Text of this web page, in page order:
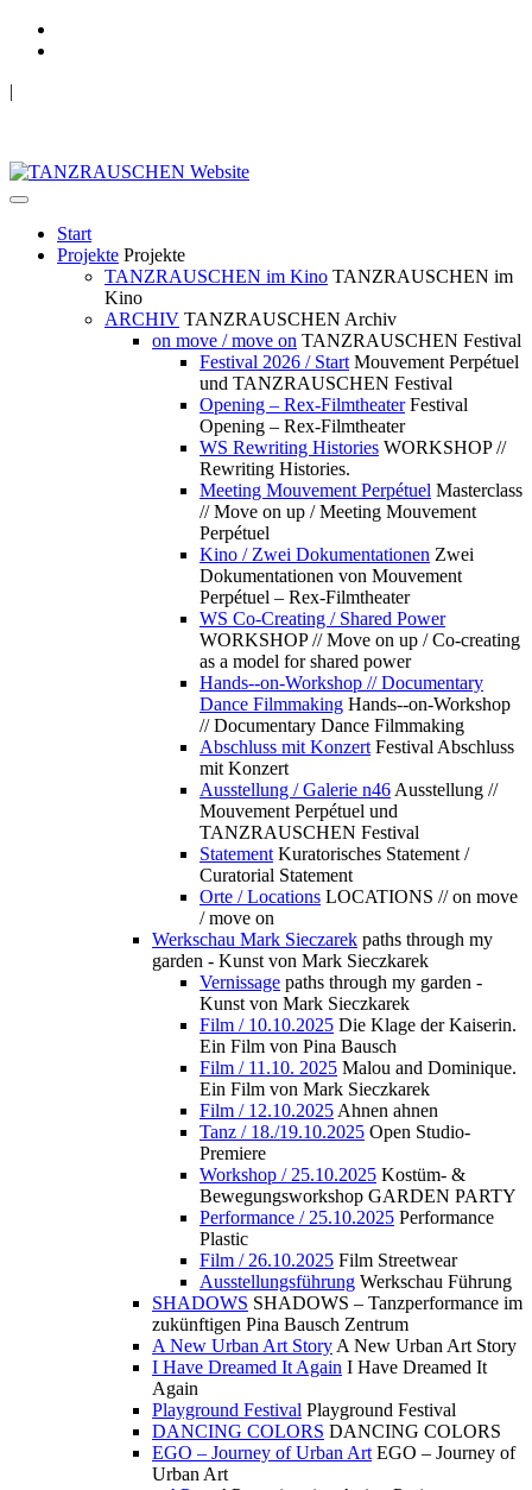
|
Start
Projekte Projekte
TANZRAUSCHEN im Kino TANZRAUSCHEN im
Kino
ARCHIV TANZRAUSCHEN Archiv
on move / move on TANZRAUSCHEN Festival
Festival 2026 / Start Mouvement Perpétuel
und TANZRAUSCHEN Festival
Opening – Rex-Filmtheater Festival
Opening – Rex-Filmtheater
WS Rewriting Histories WORKSHOP //
Rewriting Histories.
Meeting Mouvement Perpétuel Masterclass
// Move on up / Meeting Mouvement
Perpétuel
Kino / Zwei Dokumentationen Zwei
Dokumentationen von Mouvement
Perpétuel – Rex-Filmtheater
WS Co-Creating / Shared Power
WORKSHOP // Move on up / Co-creating
as a model for shared power
Hands--on-Workshop // Documentary
Dance Filmmaking Hands--on-Workshop
// Documentary Dance Filmmaking
Abschluss mit Konzert Festival Abschluss
mit Konzert
Ausstellung / Galerie n46 Ausstellung //
Mouvement Perpétuel und
TANZRAUSCHEN Festival
Statement Kuratorisches Statement /
Curatorial Statement
Orte / Locations LOCATIONS // on move
/ move on
Werkschau Mark Sieczarek paths through my
garden - Kunst von Mark Sieczkarek
Vernissage paths through my garden -
Kunst von Mark Sieczkarek
Film / 10.10.2025 Die Klage der Kaiserin.
Ein Film von Pina Bausch
Film / 11.10. 2025 Malou and Dominique.
Ein Film von Mark Sieczkarek
Film / 12.10.2025 Ahnen ahnen
Tanz / 18./19.10.2025 Open Studio-
Premiere
Workshop / 25.10.2025 Kostüm- &
Bewegungsworkshop GARDEN PARTY
Performance / 25.10.2025 Performance
Plastic
Film / 26.10.2025 Film Streetwear
Ausstellungsführung Werkschau Führung
SHADOWS SHADOWS – Tanzperformance im
zukünftigen Pina Bausch Zentrum
A New Urban Art Story A New Urban Art Story
I Have Dreamed It Again I Have Dreamed It
Again
Playground Festival Playground Festival
DANCING COLORS DANCING COLORS
EGO – Journey of Urban Art EGO – Journey of
Urban Art